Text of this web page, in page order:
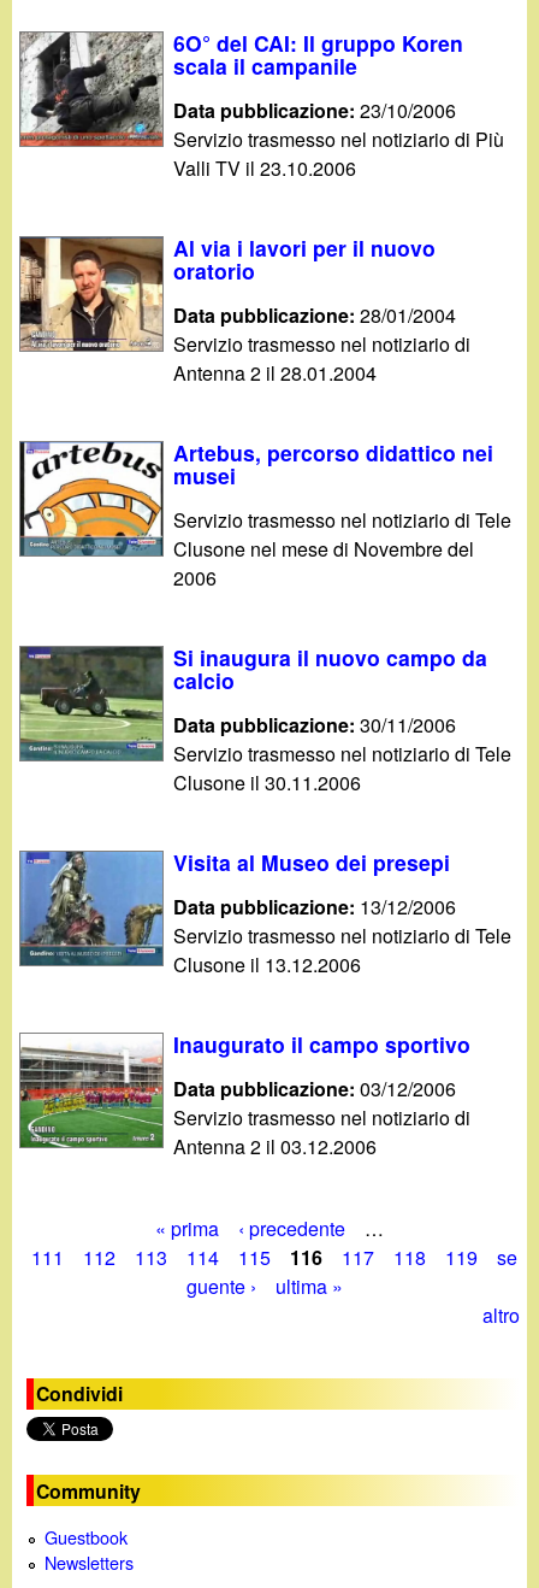
6O° del CAI: Il gruppo Koren
scala il campanile
Data pubblicazione:23/10/2006
Servizio trasmesso nel notiziario di Più
Valli TV il 23.10.2006
Al via i lavori per il nuovo
oratorio
Data pubblicazione:28/01/2004
Servizio trasmesso nel notiziario di
Antenna 2 il 28.01.2004
Artebus, percorso didattico nei
musei
Servizio trasmesso nel notiziario di Tele
Clusone nel mese di Novembre del
2006
Si inaugura il nuovo campo da
calcio
Data pubblicazione:30/11/2006
Servizio trasmesso nel notiziario di Tele
Clusone il 30.11.2006
Visita al Museo dei presepi
Data pubblicazione: 13/12/2006
Servizio trasmesso nel notiziario di Tele
Clusone il 13.12.2006
Inaugurato il campo sportivo
Data pubblicazione:03/12/2006
Servizio trasmesso nel notiziario di
Antenna 2 il 03.12.2006
P
i
n
e
« prima ‹ precedente
…
111
112 113 114 115 116 117 118 119
se
guente ›
ultima »
altro
Condividi
Community
Guestbook
Newsletters